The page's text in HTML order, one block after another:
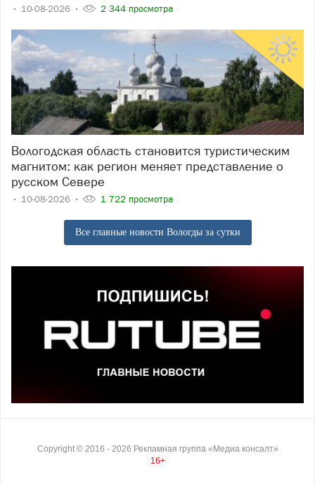
10-08-2026 2 344 просмотра
Вологодская область становится туристическим
магнитом: как регион меняет представление о
русском Севере
10-08-2026 1 722 просмотра
Все главные новости Вологды за сутки
Copyright © 2016 - 2026 Рекламная группа «Медиа консалт»
16+